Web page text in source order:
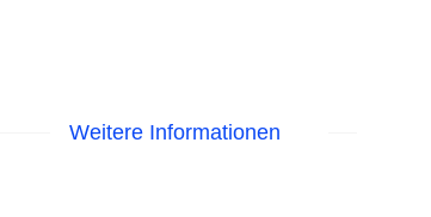
Weitere Informationen